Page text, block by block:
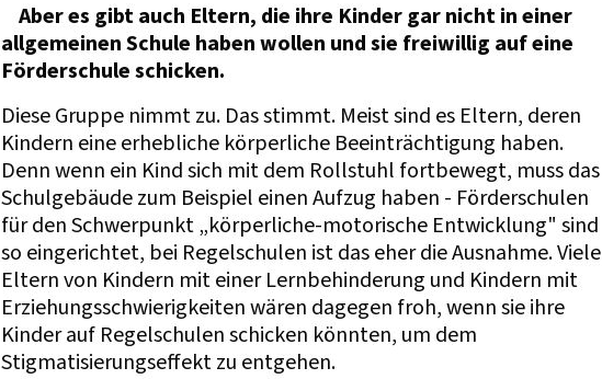
Aber es gibt auch Eltern, die ihre Kinder gar nicht in einer
allgemeinen Schule haben wollen und sie freiwillig auf eine
Förderschule schicken.
Diese Gruppe nimmt zu. Das stimmt. Meist sind es Eltern, deren
Kindern eine erhebliche körperliche Beeinträchtigung haben.
Denn wenn ein Kind sich mit dem Rollstuhl fortbewegt, muss das
Schulgebäude zum Beispiel einen Aufzug haben - Förderschulen
für den Schwerpunkt „körperliche-motorische Entwicklung" sind
so eingerichtet, bei Regelschulen ist das eher die Ausnahme. Viele
Eltern von Kindern mit einer Lernbehinderung und Kindern mit
Erziehungsschwierigkeiten wären dagegen froh, wenn sie ihre
Kinder auf Regelschulen schicken könnten, um dem
Stigmatisierungseffekt zu entgehen.